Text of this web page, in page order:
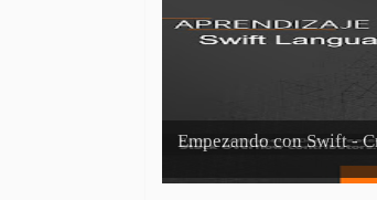
Empezando con Swift -